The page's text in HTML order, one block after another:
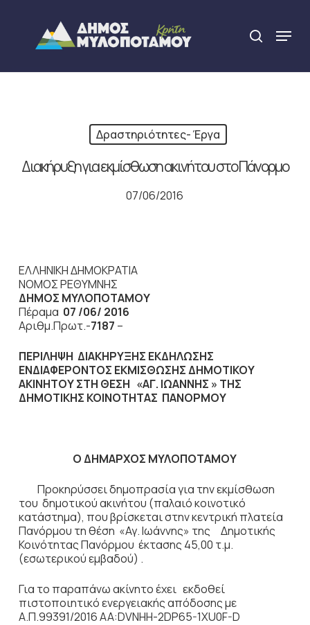
content
search
Menu
Δραστηριότητες- Έργα
Διακήρυξη για εκμίσθωση ακινήτου στο Πάνορμο
07/06/2016
ΕΛΛΗΝΙΚΗ ΔΗΜΟΚΡΑΤΙΑ
ΝΟΜΟΣ ΡΕΘΥΜΝΗΣ
ΔΗΜΟΣ ΜΥΛΟΠΟΤΑΜΟΥ
Πέραμα 07 /06/ 2016
Αριθμ.Πρωτ.-7187 –
ΠΕΡΙΛΗΨΗ ΔΙΑΚΗΡΥΞΗΣ ΕΚΔΗΛΩΣΗΣ
ΕΝΔΙΑΦΕΡΟΝΤΟΣ ΕΚΜΙΣΘΩΣΗΣ ΔΗΜΟΤΙΚΟΥ
ΑΚΙΝΗΤΟΥ ΣΤΗ ΘΕΣΗ «ΑΓ. ΙΩΑΝΝΗΣ » ΤΗΣ
ΔΗΜΟΤΙΚΗΣ ΚΟΙΝΟΤΗΤΑΣ ΠΑΝΟΡΜΟΥ
Ο ΔΗΜΑΡΧΟΣ ΜΥΛΟΠΟΤΑΜΟΥ
Προκηρύσσει δημοπρασία για την εκμίσθωση
του δημοτικού ακινήτου (παλαιό κοινοτικό
κατάστημα), που βρίσκεται στην κεντρική πλατεία
Πανόρμου τη θέση «Αγ. Ιωάννης» της Δημοτικής
Κοινότητας Πανόρμου έκτασης 45,00 τ.μ.
(εσωτερικού εμβαδού) .
Για το παραπάνω ακίνητο έχει εκδοθεί
πιστοποιητικό ενεργειακής απόδοσης με
Α.Π.99391/2016 ΑΑ:DVNHH-2DP65-1XU0F-D
Close